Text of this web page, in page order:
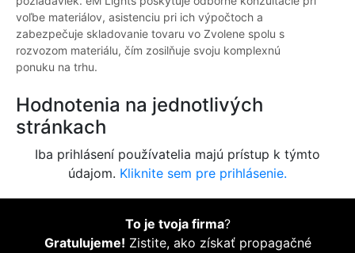
voľbe materiálov, asistenciu pri ich výpočtoch a
zabezpečuje skladovanie tovaru vo Zvolene spolu s
rozvozom materiálu, čím zosilňuje svoju komplexnú
ponuku na trhu.
Hodnotenia na jednotlivých
stránkach
Iba prihlásení používatelia majú prístup k týmto
údajom. Kliknite sem pre prihlásenie.
To je tvoja firma?
Gratulujeme! Zistite, ako získať propagačné